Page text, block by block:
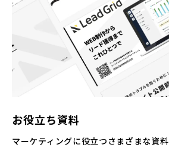
お役立ち資料
マーケティングに役立つさまざまな資